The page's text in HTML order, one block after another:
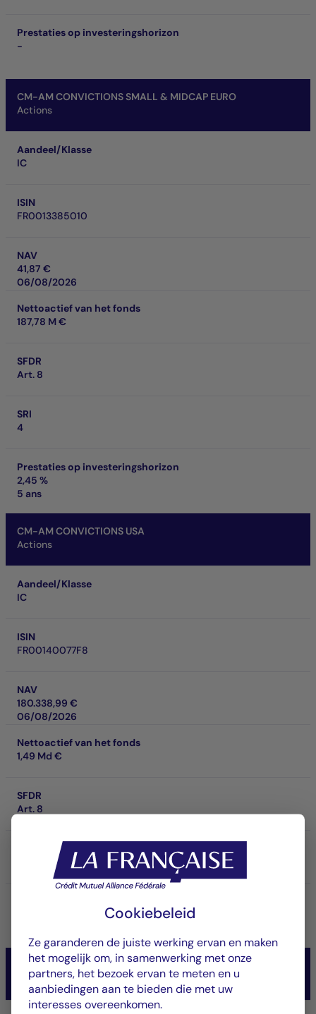
Prestaties op investeringshorizon
-
CM-AM CONVICTIONS SMALL & MIDCAP EURO
Actions
Aandeel/Klasse
IC
ISIN
FR0013385010
NAV
41,87 €
06/08/2026
Nettoactief van het fonds
187,78 M €
SFDR
Art. 8
SRI
4
Prestaties op investeringshorizon
2,45 %
5 ans
CM-AM CONVICTIONS USA
Actions
Aandeel/Klasse
IC
ISIN
FR00140077F8
NAV
180.338,99 €
06/08/2026
Nettoactief van het fonds
1,49 Md €
SFDR
Art. 8
CM-AM CONVICTIONS USA
Actions
Cookiebeleid
Ze garanderen de juiste werking ervan en maken
het mogelijk om, in samenwerking met onze
partners, het bezoek ervan te meten en u
aanbiedingen aan te bieden die met uw
interesses overeenkomen.